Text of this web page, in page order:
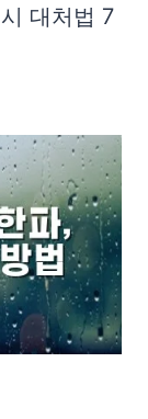
대처법 7